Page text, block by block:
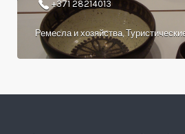
+371 28214013
Ремесла и хозяйства,